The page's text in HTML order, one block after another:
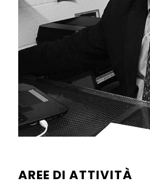
AREE DI ATTIVITÀ